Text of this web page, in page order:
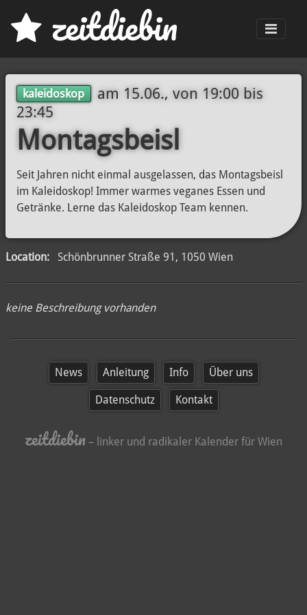
zeitdiebin
kaleidoskop am 15.06., von 19:00 bis
23:45
Montagsbeisl
Seit Jahren nicht einmal ausgelassen, das Montagsbeisl
im Kaleidoskop! Immer warmes veganes Essen und
Getränke. Lerne das Kaleidoskop Team kennen.
Location: Schönbrunner Straße 91, 1050 Wien
keine Beschreibung vorhanden
News Anleitung Info Über uns
Datenschutz Kontakt
zeitdiebin – linker und radikaler Kalender für Wien